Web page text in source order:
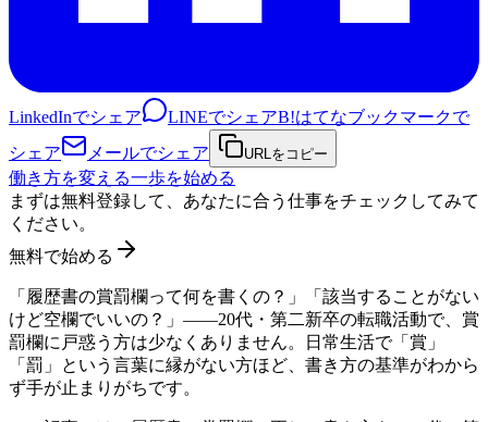
LinkedInでシェア LINEでシェアB!はてなブックマークで
シェア
メールでシェア URLをコピー
働き方を変える一歩を始める
まずは無料登録して、あなたに合う仕事をチェックしてみて
ください。
無料で始める
「履歴書の賞罰欄って何を書くの？」「該当することがない
けど空欄でいいの？」――20代・第二新卒の転職活動で、賞
罰欄に戸惑う方は少なくありません。日常生活で「賞」
「罰」という言葉に縁がない方ほど、書き方の基準がわから
ず手が止まりがちです。